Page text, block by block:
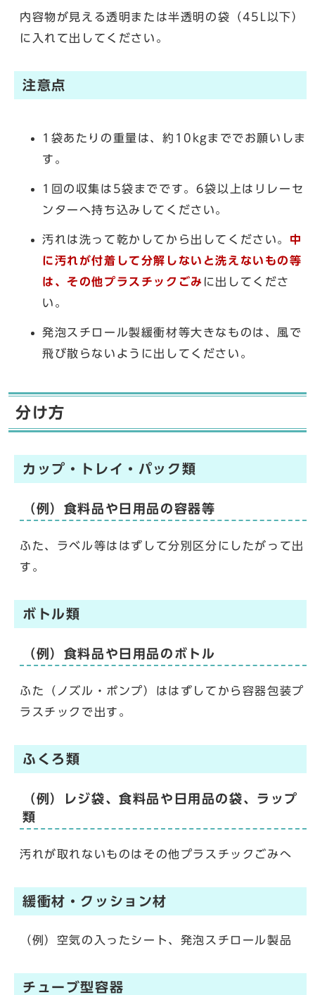
内容物が見える透明または半透明の袋（45L以下）
に入れて出してください。
注意点
1袋あたりの重量は、約10kgまででお願いしま
す。
1回の収集は5袋までです。6袋以上はリレーセ
ンターへ持ち込みしてください。
汚れは洗って乾かしてから出してください。 中
に汚れが付着して分解しないと洗えないもの等
は、その他プラスチックごみ に出してくださ
い。
発泡スチロール製緩衝材等大きなものは、風で
飛び散らないように出してください。
分け方
カップ・トレイ・パック類
（例）食料品や日用品の容器等
ふた、ラベル等ははずして分別区分にしたがって出
す。
ボトル類
（例）食料品や日用品のボトル
ふた（ノズル・ポンプ）ははずしてから容器包装プ
ラスチックで出す。
ふくろ類
（例）レジ袋、食料品や日用品の袋、ラップ
類
汚れが取れないものはその他プラスチックごみへ
緩衝材・クッション材
（例）空気の入ったシート、発泡スチロール製品
チューブ型容器